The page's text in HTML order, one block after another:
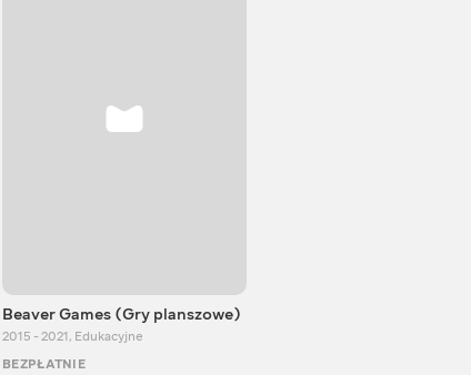
Beaver Games (Gry planszowe)
2015 - 2021, Edukacyjne
BEZPŁATNIE